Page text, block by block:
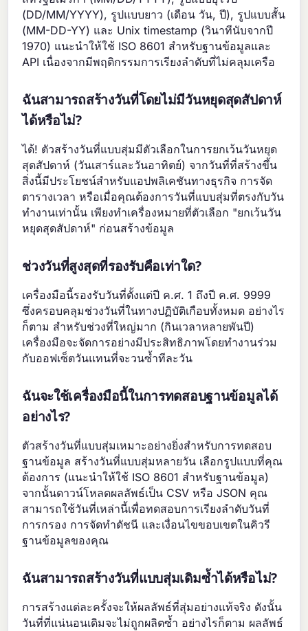
(DD/MM/YYYY), รูปแบบยาว (เดือน วัน, ปี), รูปแบบสั้น
(MM-DD-YY) และ Unix timestamp (วินาทีนับจากปี
1970) แนะนำให้ใช้ ISO 8601 สำหรับฐานข้อมูลและ
API เนื่องจากมีพฤติกรรมการเรียงลำดับที่ไม่คลุมเครือ
ฉันสามารถสร้างวันที่โดยไม่มีวันหยุดสุดสัปดาห์
ได้หรือไม่?
ได้! ตัวสร้างวันที่แบบสุ่มมีตัวเลือกในการยกเว้นวันหยุด
สุดสัปดาห์ (วันเสาร์และวันอาทิตย์) จากวันที่ที่สร้างขึ้น
สิ่งนี้มีประโยชน์สำหรับแอปพลิเคชันทางธุรกิจ การจัด
ตารางเวลา หรือเมื่อคุณต้องการวันที่แบบสุ่มที่ตรงกับวัน
ทำงานเท่านั้น เพียงทำเครื่องหมายที่ตัวเลือก "ยกเว้นวัน
หยุดสุดสัปดาห์" ก่อนสร้างข้อมูล
ช่วงวันที่สูงสุดที่รองรับคือเท่าใด?
เครื่องมือนี้รองรับวันที่ตั้งแต่ปี ค.ศ. 1 ถึงปี ค.ศ. 9999
ซึ่งครอบคลุมช่วงวันที่ในทางปฏิบัติเกือบทั้งหมด อย่างไร
ก็ตาม สำหรับช่วงที่ใหญ่มาก (กินเวลาหลายพันปี)
เครื่องมือจะจัดการอย่างมีประสิทธิภาพโดยทำงานร่วม
กับออฟเซ็ตวันแทนที่จะวนซ้ำทีละวัน
ฉันจะใช้เครื่องมือนี้ในการทดสอบฐานข้อมูลได้
อย่างไร?
ตัวสร้างวันที่แบบสุ่มเหมาะอย่างยิ่งสำหรับการทดสอบ
ฐานข้อมูล สร้างวันที่แบบสุ่มหลายวัน เลือกรูปแบบที่คุณ
ต้องการ (แนะนำให้ใช้ ISO 8601 สำหรับฐานข้อมูล)
จากนั้นดาวน์โหลดผลลัพธ์เป็น CSV หรือ JSON คุณ
สามารถใช้วันที่เหล่านี้เพื่อทดสอบการเรียงลำดับวันที่
การกรอง การจัดทำดัชนี และเงื่อนไขขอบเขตในคิวรี
ฐานข้อมูลของคุณ
ฉันสามารถสร้างวันที่แบบสุ่มเดิมซ้ำได้หรือไม่?
การสร้างแต่ละครั้งจะให้ผลลัพธ์ที่สุ่มอย่างแท้จริง ดังนั้น
วันที่ที่แน่นอนเดิมจะไม่ถูกผลิตซ้ำ อย่างไรก็ตาม ผลลัพธ์